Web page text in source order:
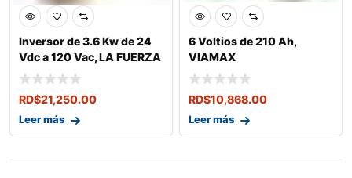
Inversor de 3.6 Kw de 24
Vdc a 120 Vac, LA FUERZA
ceps
RD$21,250.00
Leer más
6 Voltios de 210 Ah,
VIAMAX
RD$10,868.00
Leer más